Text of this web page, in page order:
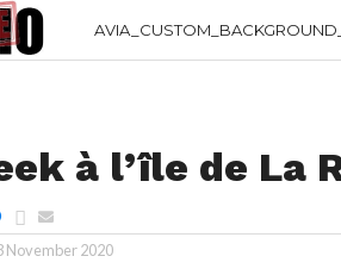
à l’île de La
November 2020